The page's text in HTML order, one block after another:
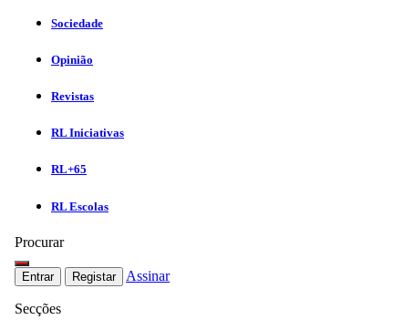
Sociedade
Opinião
Revistas
RL Iniciativas
RL+65
RL Escolas
Procurar
Entrar Registar Assinar
Secções